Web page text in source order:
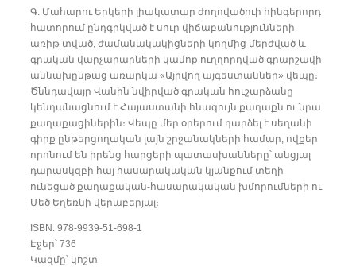
Գ. Մահարու Երկերի լիակատար ժողովածուի հինգերորդ
հատորում ընդգրկված է սուր վիճաբանությունների
առիթ տված, ժամանակակիցների կողմից մերժված և
գրական վարչարարների կամոք ուղղորդված գրարշավի
աննախընթաց առարկա «Այրվող այգեստաններ» վեպը։
Ծննդավայր Վանին նվիրված գրական հուշարձանը
կենդանացնում է Հայաստանի հնագույն քաղաքն ու նրա
քաղաքացիներին։ Վեպը մեր օրերում դարձել է սեղանի
գիրք ընթերցողական լայն շրջանակների համար, ովքեր
որոնում են իրենց հարցերի պատասխանները՝ անցյալ
դարասկզբի հայ հասարակական կյանքում տեղի
ունեցած քաղաքական-հասարակական խմորումների ու
Մեծ Եղեռնի վերաբերյալ։
ISBN: 978-9939-51-698-1
Էջեր՝ 736
Կազմը՝ կոշտ